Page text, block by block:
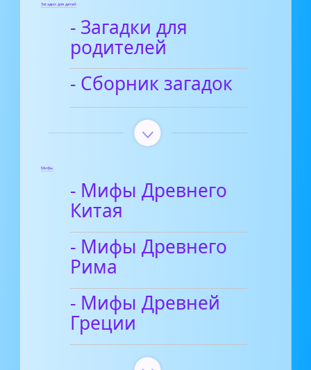
Загадки для детей
- Загадки для
родителей
- Сборник загадок
Мифы
- Мифы Древнего
Китая
- Мифы Древнего
Рима
- Мифы Древней
Греции